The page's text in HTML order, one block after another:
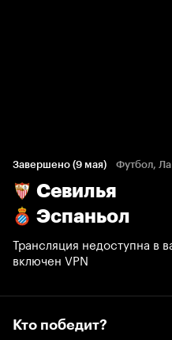
Завершено (9 мая) Футбол,
Севилья
Эспаньол
Трансляция недоступна в
включен VPN
52%
Кто победит?